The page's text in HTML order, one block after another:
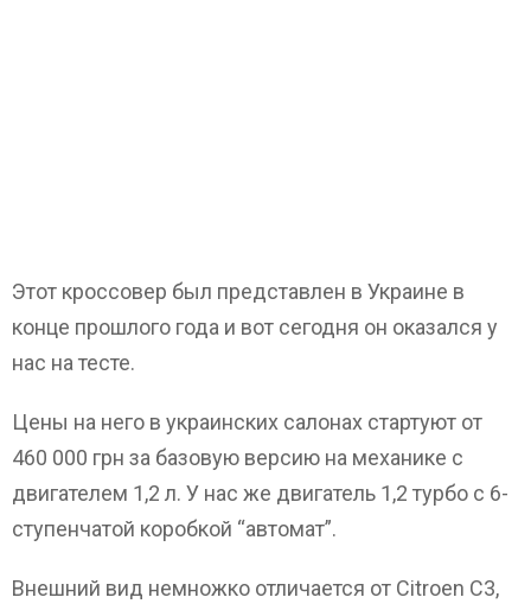
Этот кроссовер был представлен в Украине в
конце прошлого года и вот сегодня он оказался у
нас на тесте.
Цены на него в украинских салонах стартуют от
460 000 грн за базовую версию на механике с
двигателем 1,2 л. У нас же двигатель 1,2 турбо с 6-
ступенчатой коробкой “автомат”.
Внешний вид немножко отличается от Citroen C3,